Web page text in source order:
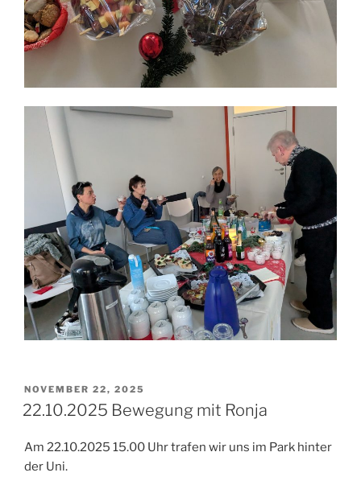
VERÖFFENTLICHT
AM
NOVEMBER 22, 2025
22.10.2025 Bewegung mit Ronja
Am 22.10.2025 15.00 Uhr trafen wir uns im Park hinter
der Uni.